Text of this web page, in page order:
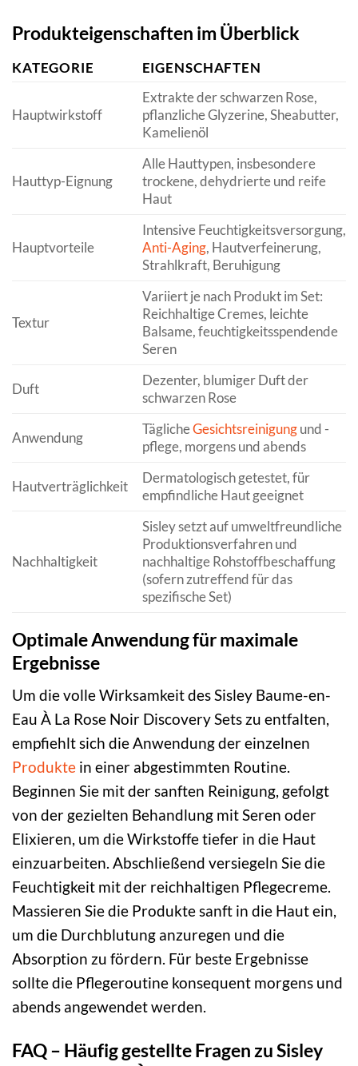
Produkteigenschaften im Überblick
KATEGORIE EIGENSCHAFTEN
Hauptwirkstoff
Extrakte der schwarzen Rose,
pflanzliche Glyzerine, Sheabutter,
Kamelienöl
Hauttyp-Eignung
Alle Hauttypen, insbesondere
trockene, dehydrierte und reife
Haut
Hauptvorteile
Intensive Feuchtigkeitsversorgung,
Anti-Aging, Hautverfeinerung,
Strahlkraft, Beruhigung
Textur
Variiert je nach Produkt im Set:
Reichhaltige Cremes, leichte
Balsame, feuchtigkeitsspendende
Seren
Duft
Dezenter, blumiger Duft der
schwarzen Rose
Anwendung
TäglicheGesichtsreinigungund -
pflege, morgens und abends
Hautverträglichkeit
Dermatologisch getestet, für
empfindliche Haut geeignet
Nachhaltigkeit
Sisley setzt auf umweltfreundliche
Produktionsverfahren und
nachhaltige Rohstoffbeschaffung
(sofern zutreffend für das
spezifische Set)
Optimale Anwendung für maximale
Ergebnisse
Um die volle Wirksamkeit des Sisley Baume-en-
Eau À La Rose Noir Discovery Sets zu entfalten,
empfiehlt sich die Anwendung der einzelnen
Produkte in einer abgestimmten Routine.
Beginnen Sie mit der sanften Reinigung, gefolgt
von der gezielten Behandlung mit Seren oder
Elixieren, um die Wirkstoffe tiefer in die Haut
einzuarbeiten. Abschließend versiegeln Sie die
Feuchtigkeit mit der reichhaltigen Pflegecreme.
Massieren Sie die Produkte sanft in die Haut ein,
um die Durchblutung anzuregen und die
Absorption zu fördern. Für beste Ergebnisse
sollte die Pflegeroutine konsequent morgens und
abends angewendet werden.
FAQ – Häufig gestellte Fragen zu Sisley